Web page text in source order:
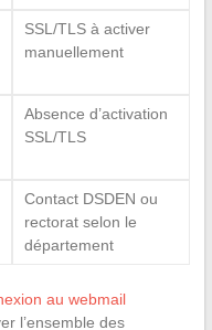
SSL/TLS à activer
manuellement
Absence d’activation
SSL/TLS
Contact DSDEN ou
rectorat selon le
département
au webmail
l’ensemble des